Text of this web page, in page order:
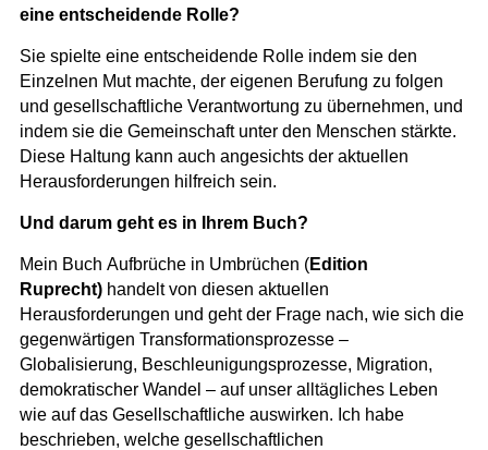
eine entscheidende Rolle?
Sie spielte eine entscheidende Rolle indem sie den
Einzelnen Mut machte, der eigenen Berufung zu folgen
und gesellschaftliche Verantwortung zu übernehmen, und
indem sie die Gemeinschaft unter den Menschen stärkte.
Diese Haltung kann auch angesichts der aktuellen
Herausforderungen hilfreich sein.
Und darum geht es in Ihrem Buch?
Mein Buch Aufbrüche in Umbrüchen (Edition
Ruprecht)handelt von diesen aktuellen
Herausforderungen und geht der Frage nach, wie sich die
gegenwärtigen Transformationsprozesse –
Globalisierung, Beschleunigungsprozesse, Migration,
demokratischer Wandel – auf unser alltägliches Leben
wie auf das Gesellschaftliche auswirken. Ich habe
beschrieben, welche gesellschaftlichen